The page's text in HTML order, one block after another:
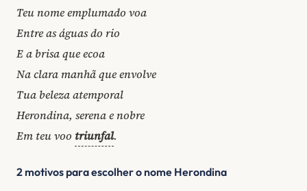
Teu nome emplumado voa
Entre as águas do rio
E a brisa que ecoa
Na clara manhã que envolve
Tua beleza atemporal
Herondina, serena e nobre
Em teu voo triunfal.
2 motivos para escolher o nome Herondina